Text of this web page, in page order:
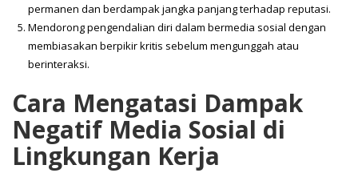
permanen dan berdampak jangka panjang terhadap reputasi.
Mendorong pengendalian diri dalam bermedia sosial dengan
membiasakan berpikir kritis sebelum mengunggah atau
berinteraksi.
Cara Mengatasi Dampak
Negatif Media Sosial di
Lingkungan Kerja